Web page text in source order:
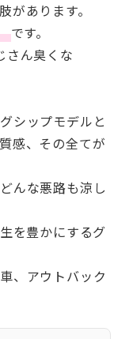
があります。
です。
さん臭くな
シップモデルと
感、その全てが
んな悪路も涼し
を豊かにするグ
、アウトバック